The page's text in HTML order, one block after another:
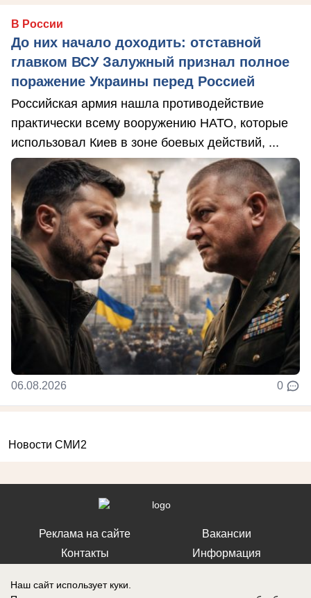
В России
До них начало доходить: отставной
главком ВСУ Залужный признал полное
поражение Украины перед Россией
Российская армия нашла противодействие
практически всему вооружению НАТО, которые
использовал Киев в зоне боевых действий, ...
06.08.2026 0
Новости СМИ2
Реклама на сайте
Контакты
Вакансии
Информация
Наш сайт использует куки.